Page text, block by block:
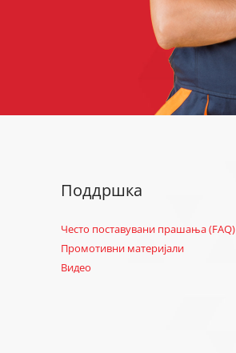
Поддршка
Често поставувани прашања (FAQ)
Промотивни материјали
Видео